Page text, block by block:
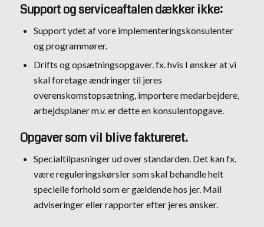
Support og serviceaftalen dækker ikke:
Support ydet af vore implementeringskonsulenter
og programmører.
Drifts og opsætningsopgaver. fx. hvis I ønsker at vi
skal foretage ændringer til jeres
overenskomstopsætning, importere medarbejdere,
arbejdsplaner m.v. er dette en konsulentopgave.
Opgaver som vil blive faktureret.
Specialtilpasninger ud over standarden. Det kan fx.
være reguleringskørsler som skal behandle helt
specielle forhold som er gældende hos jer. Mail
adviseringer eller rapporter efter jeres ønsker.